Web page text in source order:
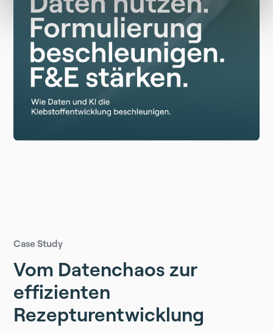
Case Study
Vom Datenchaos zur
effizienten
Rezepturentwicklung